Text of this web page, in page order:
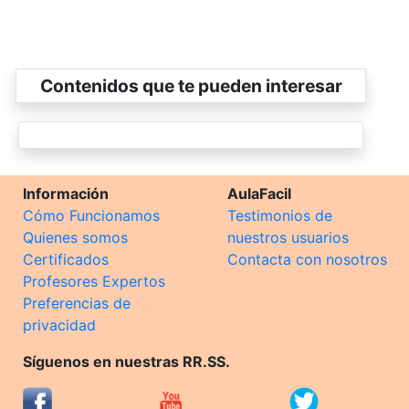
Contenidos que te pueden interesar
Información
Cómo Funcionamos
Quienes somos
Certificados
Profesores Expertos
Preferencias de
privacidad
AulaFacil
Testimonios de
nuestros usuarios
Contacta con nosotros
Síguenos en nuestras RR.SS.